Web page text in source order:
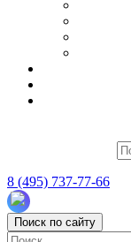
8 (495) 737-77-66
Поиск по сайту